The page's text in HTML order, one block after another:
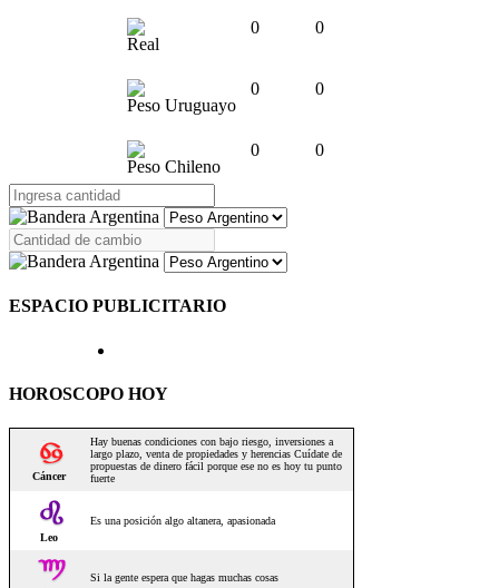
Real
0 0
Peso Uruguayo
0 0
Peso Chileno
0 0
ESPACIO PUBLICITARIO
HOROSCOPO HOY